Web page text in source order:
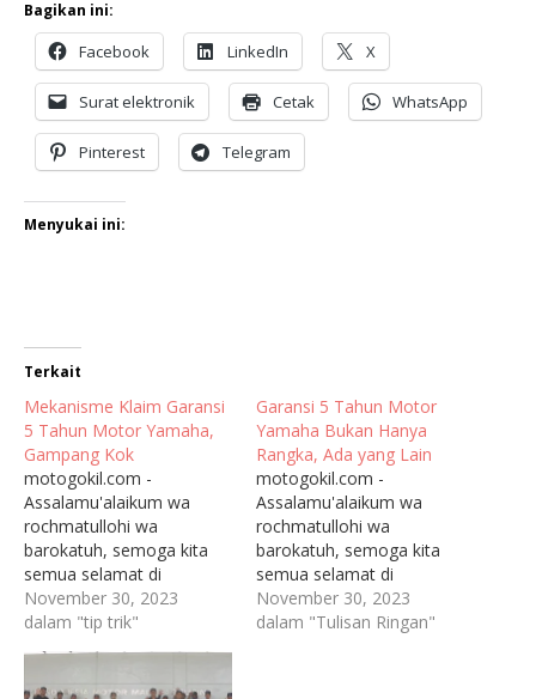
Bagikan ini:
Facebook LinkedIn X
Surat elektronik Cetak WhatsApp
Pinterest Telegram
Menyukai ini:
Terkait
Mekanisme Klaim Garansi
5 Tahun Motor Yamaha,
Gampang Kok
motogokil.com -
Assalamu'alaikum wa
rochmatullohi wa
barokatuh, semoga kita
semua selamat di
perjalanan sampai ke
tujuan Garansi yang
hak konsumen untuk
November 30, 2023
dalam "tip trik"
Garansi 5 Tahun Motor
Yamaha Bukan Hanya
Rangka, Ada yang Lain
motogokil.com -
Assalamu'alaikum wa
rochmatullohi wa
barokatuh, semoga kita
semua selamat di
perjalanan sampai ke
tujuan. Yamaha telah
November 30, 2023
dalam "Tulisan Ringan"